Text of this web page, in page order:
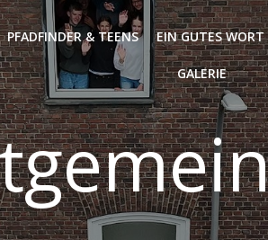
PFADFINDER & TEENS EIN GUTES WORT
GALERIE